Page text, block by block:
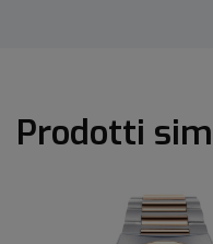
Prodotti